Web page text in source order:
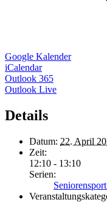
Google Kalender
iCalendar
Outlook 365
Outlook Live
Details
Datum: 22. April
Zeit:
12:10 - 13:10
Serien: